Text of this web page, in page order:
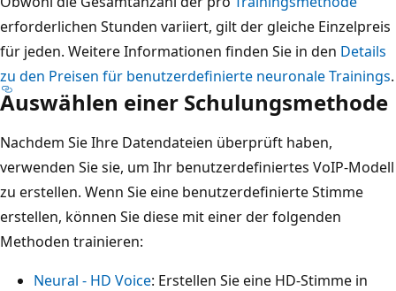
erforderlichen Stunden variiert, gilt der gleiche Einzelpreis
für jeden. Weitere Informationen finden Sie in den Details
zu den Preisen für benutzerdefinierte neuronale Trainings.
Auswählen einer Schulungsmethode
Nachdem Sie Ihre Datendateien überprüft haben,
verwenden Sie sie, um Ihr benutzerdefiniertes VoIP-Modell
zu erstellen. Wenn Sie eine benutzerdefinierte Stimme
erstellen, können Sie diese mit einer der folgenden
Methoden trainieren:
Neural - HD Voice: Erstellen Sie eine HD-Stimme in